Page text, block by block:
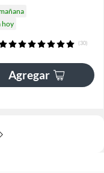
hoy
(30)
Agregar